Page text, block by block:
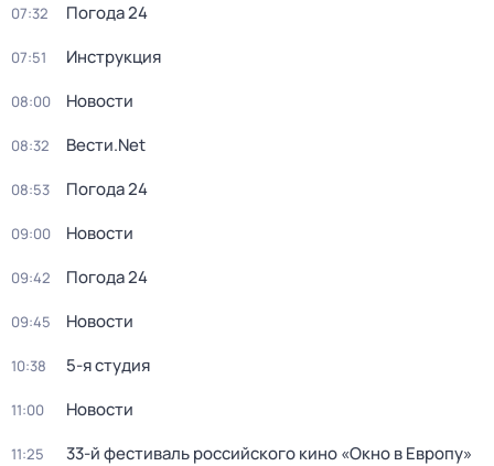
07:32 Погода 24
07:51 Инструкция
08:00 Новости
08:32 Вести.Net
08:53 Погода 24
09:00 Новости
09:42 Погода 24
09:45 Новости
10:38 5-я студия
11:00 Новости
11:25 33-й фестиваль российского кино «Окно в Европу»